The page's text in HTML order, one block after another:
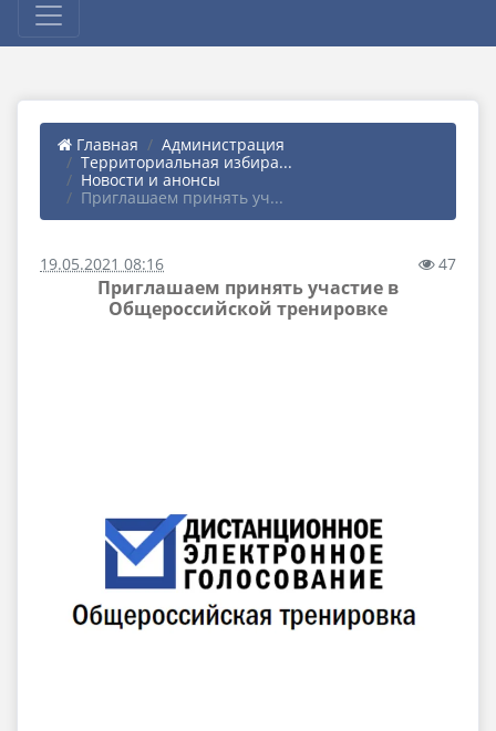
Главная
Администрация
Территориальная избира...
Новости и анонсы
Приглашаем принять уч...
19.05.2021 08:16 47
Приглашаем принять участие в
Общероссийской тренировке